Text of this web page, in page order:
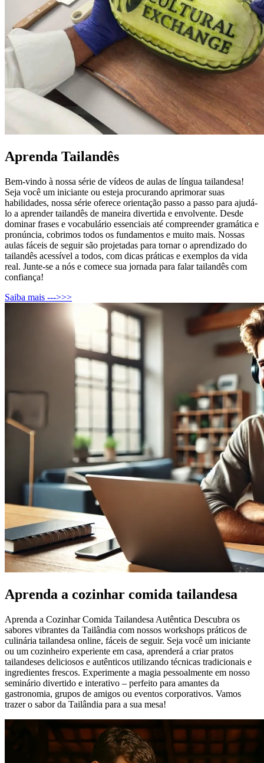
Aprenda Tailandês
Bem-vindo à nossa série de vídeos de aulas de língua tailandesa!
Seja você um iniciante ou esteja procurando aprimorar suas
habilidades, nossa série oferece orientação passo a passo para ajudá-
lo a aprender tailandês de maneira divertida e envolvente. Desde
dominar frases e vocabulário essenciais até compreender gramática e
pronúncia, cobrimos todos os fundamentos e muito mais. Nossas
aulas fáceis de seguir são projetadas para tornar o aprendizado do
tailandês acessível a todos, com dicas práticas e exemplos da vida
real. Junte-se a nós e comece sua jornada para falar tailandês com
confiança!
Saiba mais --->>>
Aprenda a cozinhar comida tailandesa
Aprenda a Cozinhar Comida Tailandesa Autêntica Descubra os
sabores vibrantes da Tailândia com nossos workshops práticos de
culinária tailandesa online, fáceis de seguir. Seja você um iniciante
ou um cozinheiro experiente em casa, aprenderá a criar pratos
tailandeses deliciosos e autênticos utilizando técnicas tradicionais e
ingredientes frescos. Experimente a magia pessoalmente em nosso
seminário divertido e interativo – perfeito para amantes da
gastronomia, grupos de amigos ou eventos corporativos. Vamos
trazer o sabor da Tailândia para a sua mesa!